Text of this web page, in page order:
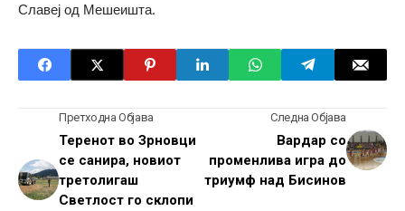
Славеј од Мешеишта.
Претходна Објава
Теренот во Зрновци
се санира, новиот
третолигаш
Светлост го склопи
Следна Објава
Вардар со
променлива игра до
триумф над Бисинов